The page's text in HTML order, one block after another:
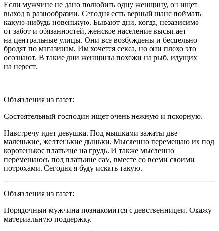
Если мужчине не дано полюбить одну женщину, он ищет
выход в разнообразии. Сегодня есть верный шанс поймать
какую-нибудь новенькую. Бывают дни, когда, независимо
от забот и обязанностей, женское население высыпает
на центральные улицы. Они все возбуждены и бесцельно
бродят по магазинам. Им хочется секса, но они плохо это
осознают. В такие дни женщины похожи на рыб, идущих
на нерест.
Объявления из газет:
Состоятельный господин ищет очень нежную и покорную.
Навстречу идет девушка. Под мышками зажаты две
маленькие, желтенькие дыньки. Мысленно перемещаю их под
коротенькое платьице на грудь. И также мысленно
перемещаюсь под платьице сам, вместе со всеми своими
потрохами. Сегодня я буду искать такую.
Объявления из газет:
Порядочный мужчина познакомится с девственницей. Окажу
материальную поддержку.